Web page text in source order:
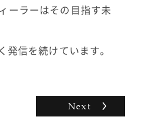
うしたらいいかわから
などをすべて手配して
提案し、安心していた
ーラーはその目指す未
発信を続けています。
Next